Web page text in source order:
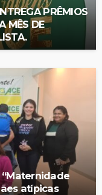
PRÊMIOS
MÊS DE
“Maternidade
atípicas